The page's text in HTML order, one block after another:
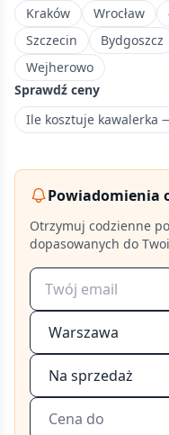
Kraków
Wrocław
Szczecin
Bydgoszcz
Wejherowo
Sprawdź ceny
Ile kosztuje kawalerka
Powiadomienia
Otrzymuj codzienne
dopasowanych do
Warszawa
Na sprzedaż
Cena do